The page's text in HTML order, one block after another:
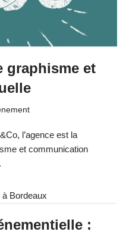
graphisme et
l’agence est la
et communication
: